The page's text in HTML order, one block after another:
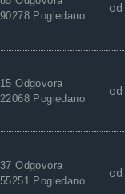
90278 Pogledano
od
15 Odgovora
22068 Pogledano
od
37 Odgovora
55251 Pogledano
od